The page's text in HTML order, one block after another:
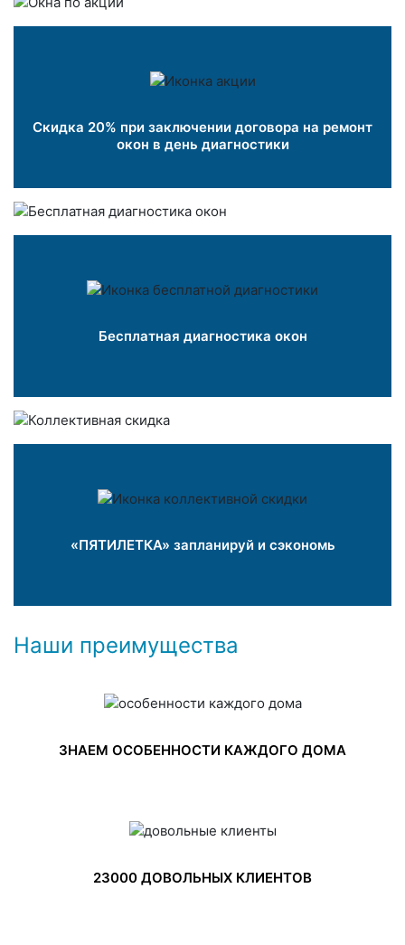
Скидка 20% при заключении договора на ремонт
окон в день диагностики
Бесплатная диагностика окон
«ПЯТИЛЕТКА» запланируй и сэкономь
Наши преимущества
ЗНАЕМ ОСОБЕННОСТИ КАЖДОГО ДОМА
23000 ДОВОЛЬНЫХ КЛИЕНТОВ